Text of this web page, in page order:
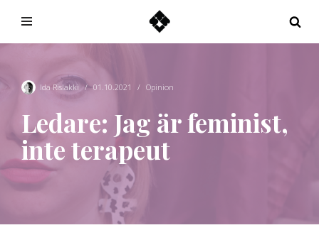
Ida Rislakki 01.10.2021 Opinion
Ledare: Jag är feminist,
inte terapeut